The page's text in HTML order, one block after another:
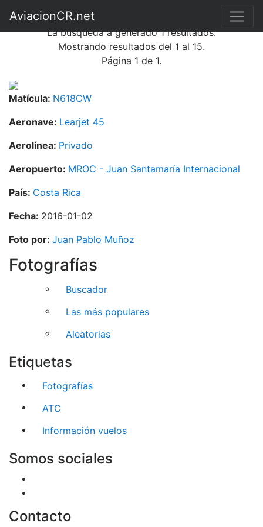
AviacionCR.net
Búsqueda de fotografías
La búsqueda a generado 1 resultados.
Mostrando resultados del 1 al 15.
Página 1 de 1.
Matícula: N618CW
Aeronave: Learjet 45
Aerolínea: Privado
Aeropuerto: MROC - Juan Santamaría Internacional
País: Costa Rica
Fecha: 2016-01-02
Foto por: Juan Pablo Muñoz
Fotografías
Buscador
Las más populares
Aleatorias
Etiquetas
Fotografías
ATC
Información vuelos
Somos sociales
Contacto